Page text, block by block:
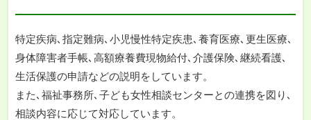
特定疾病､指定難病､小児慢性特定疾患､養育医療､更生医療､
身体障害者手帳､高額療養費現物給付､介護保険､継続看護､
生活保護の申請などの説明をしています。
また､福祉事務所､子ども女性相談センターとの連携を図り､
相談内容に応じて対応しています。